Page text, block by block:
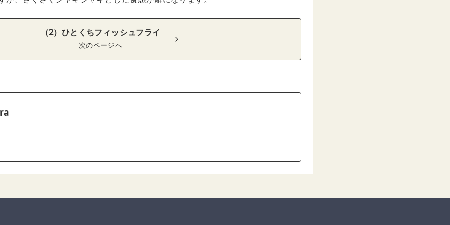
（2）ひとくちフィッシュフライ
次のページへ